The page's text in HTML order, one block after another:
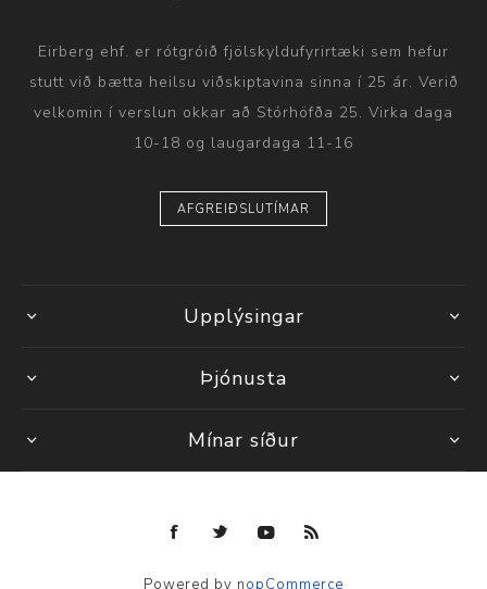
Eirberg ehf. er rótgróið fjölskyldufyrirtæki sem hefur
stutt við bætta heilsu viðskiptavina sinna í 25 ár. Verið
velkomin í verslun okkar að Stórhöfða 25. Virka daga
10-18 og laugardaga 11-16
AFGREIÐSLUTÍMAR
Upplýsingar
Þjónusta
Mínar síður
Powered by nopCommerce